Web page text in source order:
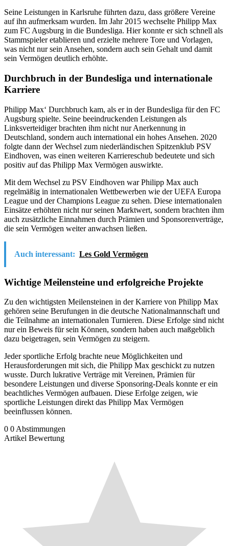
Seine Leistungen in Karlsruhe führten dazu, dass größere Vereine
auf ihn aufmerksam wurden. Im Jahr 2015 wechselte Philipp Max
zum FC Augsburg in die Bundesliga. Hier konnte er sich schnell als
Stammspieler etablieren und erzielte mehrere Tore und Vorlagen,
was nicht nur sein Ansehen, sondern auch sein Gehalt und damit
sein Vermögen deutlich erhöhte.
Durchbruch in der Bundesliga und internationale
Karriere
Philipp Max‘ Durchbruch kam, als er in der Bundesliga für den FC
Augsburg spielte. Seine beeindruckenden Leistungen als
Linksverteidiger brachten ihm nicht nur Anerkennung in
Deutschland, sondern auch international ein hohes Ansehen. 2020
folgte dann der Wechsel zum niederländischen Spitzenklub PSV
Eindhoven, was einen weiteren Karriereschub bedeutete und sich
positiv auf das Philipp Max Vermögen auswirkte.
Mit dem Wechsel zu PSV Eindhoven war Philipp Max auch
regelmäßig in internationalen Wettbewerben wie der UEFA Europa
League und der Champions League zu sehen. Diese internationalen
Einsätze erhöhten nicht nur seinen Marktwert, sondern brachten ihm
auch zusätzliche Einnahmen durch Prämien und Sponsorenverträge,
die sein Vermögen weiter anwachsen ließen.
Auch interessant: Les Gold Vermögen
Wichtige Meilensteine und erfolgreiche Projekte
Zu den wichtigsten Meilensteinen in der Karriere von Philipp Max
gehören seine Berufungen in die deutsche Nationalmannschaft und
die Teilnahme an internationalen Turnieren. Diese Erfolge sind nicht
nur ein Beweis für sein Können, sondern haben auch maßgeblich
dazu beigetragen, sein Vermögen zu steigern.
Jeder sportliche Erfolg brachte neue Möglichkeiten und
Herausforderungen mit sich, die Philipp Max geschickt zu nutzen
wusste. Durch lukrative Verträge mit Vereinen, Prämien für
besondere Leistungen und diverse Sponsoring-Deals konnte er ein
beachtliches Vermögen aufbauen. Diese Erfolge zeigen, wie
sportliche Leistungen direkt das Philipp Max Vermögen
beeinflussen können.
0 0 Abstimmungen
Artikel Bewertung